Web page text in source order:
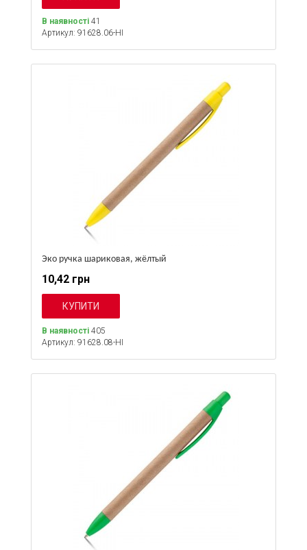
В наявності 41
Артикул: 91628.06-HI
Эко ручка шариковая, жёлтый
10,42 грн
В наявності 405
Артикул: 91628.08-HI